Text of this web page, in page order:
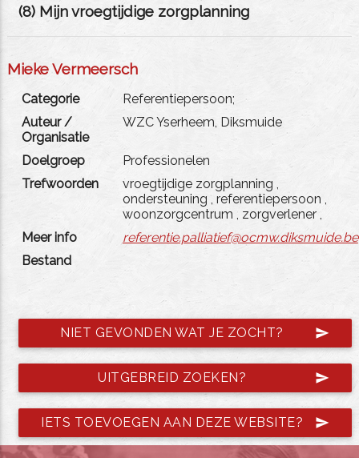
(8) Mijn vroegtijdige zorgplanning
Mieke Vermeersch
Categorie
Referentiepersoon;
Auteur /
Organisatie
WZC Yserheem, Diksmuide
Doelgroep
Professionelen
Trefwoorden
vroegtijdige zorgplanning
ondersteuning
referentiepersoon
woonzorgcentrum
zorgverlener,
Meer info
referentie.palliatief@ocmw.diksmuide.be
Bestand
NIET GEVONDEN WAT JE ZOCHT? send
UITGEBREID ZOEKEN? send
IETS TOEVOEGEN AAN DEZE WEBSITE? send